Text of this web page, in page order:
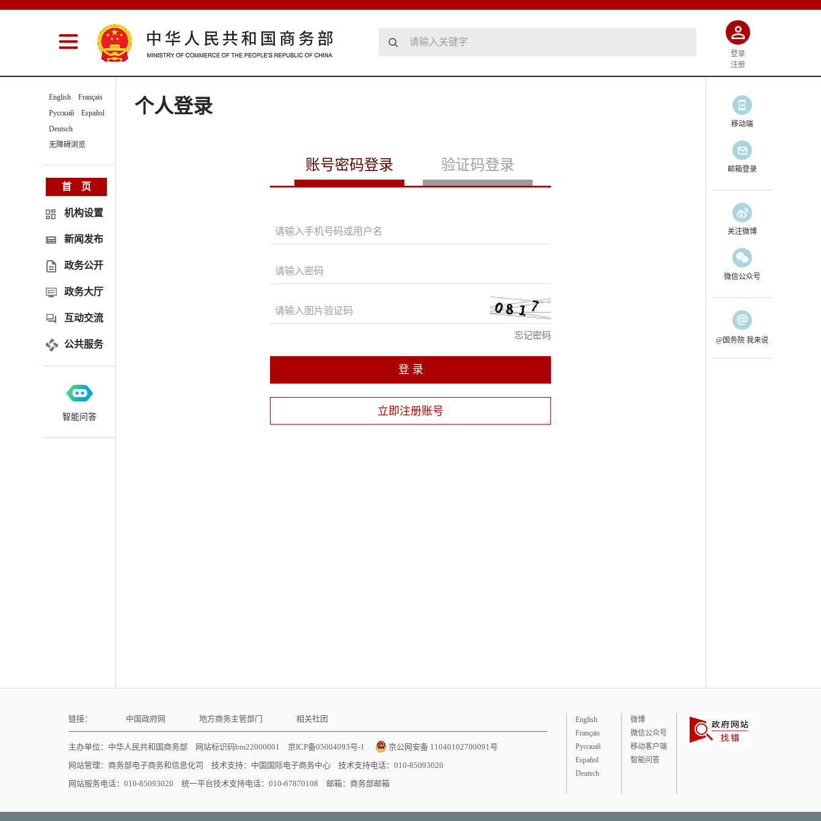
登录
注册
个人登录
账号密码登录 验证码登录
忘记密码
登 录
立即注册账号
English
Français
Русский
Español
Deutsch
无障碍浏览
首 页
机构设置
新闻发布
政务公开
政务大厅
互动交流
公共服务
智能问答
移动端
邮箱登录
关注微博
微信公众号
@国务院 我来说
链接： 中国政府网 地方商务主管部门 相关社团
主办单位：中华人民共和国商务部 网站标识码bm22000001京ICP备05004093号-1
京公网安备 11040102700091号
网站管理：商务部电子商务和信息化司 技术支持： 中国国际电子商务中心 技术支持电话：010-85093026
网站服务电话：010-85093020 统一平台技术支持电话：010-67870108 邮箱：商务部邮箱
English
Français
Русский
Español
Deutsch
微博
微信公众号
移动客户端
智能问答